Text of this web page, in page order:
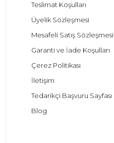
Teslimat Koşulları
Üyelik Sözleşmesi
Mesafeli Satış Sözleşmesi
Garanti ve İade Koşulları
Çerez Politikası
İletişim
Tedarikçi Başvuru Sayfası
Blog